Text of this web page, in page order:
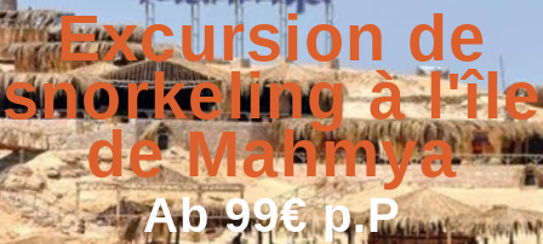
Excursion de
snorkeling à l'île
de Mahmya
Ab 99€ p.P